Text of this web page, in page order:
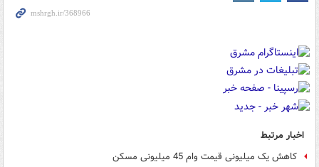
اخبار مرتبط
کاهش یک میلیونی قیمت وام 45 میلیونی مسکن